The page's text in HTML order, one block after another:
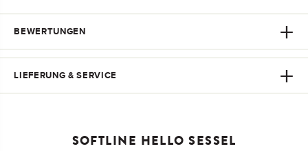
BEWERTUNGEN
LIEFERUNG & SERVICE
SOFTLINE HELLO SESSEL